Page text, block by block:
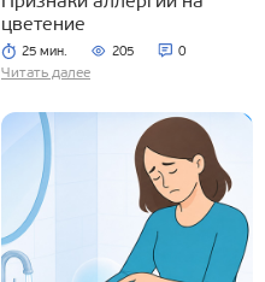
цветение
25 мин. 205 0
Читать далее